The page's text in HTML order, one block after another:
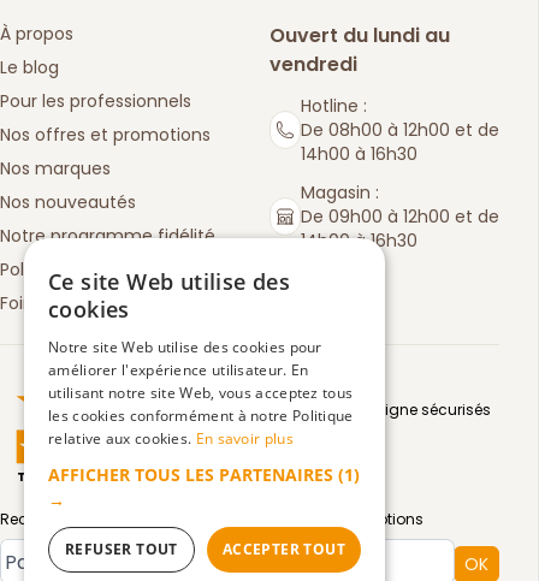
À propos
Le blog
Pour les professionnels
Nos offres et promotions
Nos marques
Nos nouveautés
Notre programme fidélité
Politique de retours
Foire aux questions
Ouvert du lundi au
vendredi
Hotline :
De 08h00 à 12h00 et de
14h00 à 16h30
Magasin :
De 09h00 à 12h00 et de
14h00 à 16h30
Truspilot : La Boutique des chefs
TrustScore4.5 | 3083avis
Moyens de paiement en ligne sécurisés
Recevez par email toute notre actualité et nos promotions
Type de compte OK
Ce site Web utilise des
cookies
Notre site Web utilise des cookies pour
améliorer l'expérience utilisateur. En
utilisant notre site Web, vous acceptez tous
les cookies conformément à notre Politique
relative aux cookies. En savoir plus
AFFICHER TOUS LES PARTENAIRES (1)
→
ACCEPTER TOUT
REFUSER TOUT